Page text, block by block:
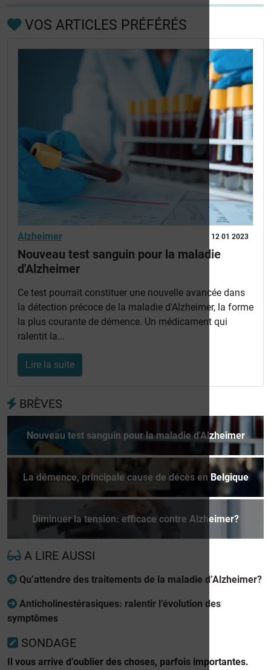
VOS ARTICLES PRÉFÉRÉS
12 01 2023
Alzheimer
Nouveau test sanguin pour la maladie
d'Alzheimer
Ce test pourrait constituer une nouvelle avancée dans
la détection précoce de la maladie d'Alzheimer, la forme
la plus courante de démence. Un médicament qui
ralentit la...
Lire la suite
BRÈVES
Nouveau test sanguin pour la maladie d'Alzheimer
La démence, principale cause de décès en Belgique
Diminuer la tension: efficace contre Alzheimer?
A LIRE AUSSI
Qu’attendre des traitements de la maladie d’Alzheimer?
Anticholinestérasiques: ralentir l’évolution des
symptômes
SONDAGE
Il vous arrive d’oublier des choses, parfois importantes.